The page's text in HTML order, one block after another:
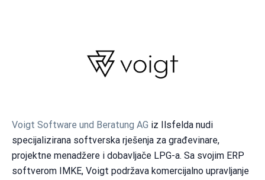
Voigt Software und Beratung AG iz Ilsfelda nudi
specijalizirana softverska rješenja za građevinare,
projektne menadžere i dobavljače LPG-a. Sa svojim ERP
softverom IMKE, Voigt podržava komercijalno upravljanje